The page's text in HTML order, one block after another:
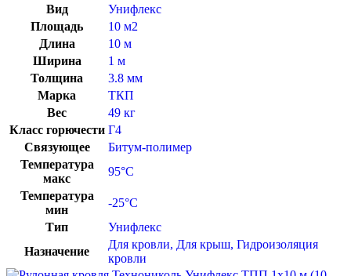
Вид
Унифлекс
Площадь
10 м2
Длина
10 м
Ширина
1 м
Толщина
3.8 мм
Марка
ТКП
Вес
49 кг
Класс горючести Г4
Связующее
Битум-полимер
Температура
макс
95°C
Температура
мин
-25°C
Тип
Унифлекс
Назначение
Для кровли, Для крыш, Гидроизоляция
кровли